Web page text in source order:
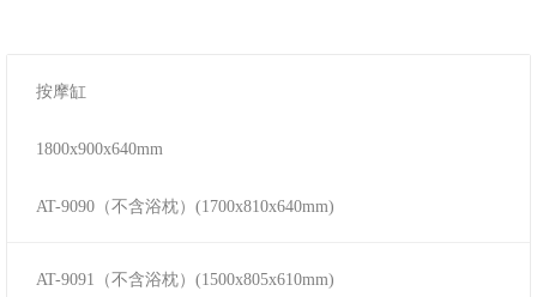
按摩缸
1800x900x640mm
AT-9090（不含浴枕）(1700x810x640mm)
AT-9091（不含浴枕）(1500x805x610mm)